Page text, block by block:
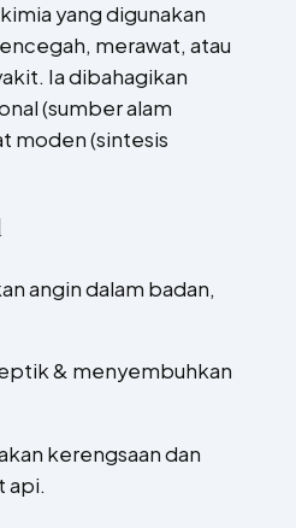
yang digunakan
merawat, atau
Ia dibahagikan
(sumber alam
moden (sintesis
angin dalam badan,
& menyembuhkan
kerengsaan dan
api.